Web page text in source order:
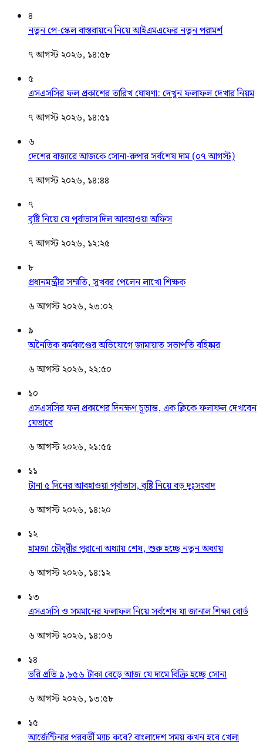
৪
নতুন পে-স্কেল বাস্তবায়নে নিয়ে আইএমএফের নতুন পরামর্শ
৭ আগস্ট ২০২৬, ১৪:৫৮
৫
এসএসসির ফল প্রকাশের তারিখ ঘোষণা: দেখুন ফলাফল দেখার নিয়ম
৭ আগস্ট ২০২৬, ১৪:৫১
৬
দেশের বাজারে আজকে সোনা-রুপার সর্বশেষ দাম (০৭ আগস্ট)
৭ আগস্ট ২০২৬, ১৪:৪৪
৭
বৃষ্টি নিয়ে যে পূর্বাভাস দিল আবহাওয়া অফিস
৭ আগস্ট ২০২৬, ১২:২৫
৮
প্রধানমন্ত্রীর সম্মতি, সুখবর পেলেন লাখো শিক্ষক
৬ আগস্ট ২০২৬, ২৩:০২
৯
অনৈতিক কর্মকাণ্ডের অভিযোগে জামায়াত সভাপতি বহিষ্কার
৬ আগস্ট ২০২৬, ২২:৫০
১০
এসএসসির ফল প্রকাশের দিনক্ষণ চূড়ান্ত, এক ক্লিকে ফলাফল দেখবেন
যেভাবে
৬ আগস্ট ২০২৬, ২১:৫৫
১১
টানা ৫ দিনের আবহাওয়া পূর্বাভাস, বৃষ্টি নিয়ে বড় দুঃসংবাদ
৬ আগস্ট ২০২৬, ১৪:২০
১২
হামজা চৌধুরীর পুরানো অধ্যায় শেষ, শুরু হচ্ছে নতুন অধ্যায়
৬ আগস্ট ২০২৬, ১৪:১২
১৩
এসএসসি ও সমমানের ফলাফল নিয়ে সর্বশেষ যা জানাল শিক্ষা বোর্ড
৬ আগস্ট ২০২৬, ১৪:০৬
১৪
ভরি প্রতি ৯,৮৫৬ টাকা বেড়ে আজ যে দামে বিক্রি হচ্ছে সোনা
৬ আগস্ট ২০২৬, ১৩:৫৮
১৫
আর্জেন্টিনার পরবর্তী ম্যাচ কবে? বাংলাদেশ সময় কখন হবে খেলা